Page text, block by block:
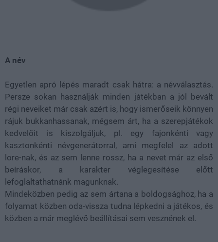
A név
Egyetlen apró lépés maradt csak hátra: a névválasztás.
Persze sokan használják minden játékban a jól bevált
régi neveiket már csak azért is, hogy ismerőseik könnyen
rájuk bukkanhassanak, mégsem árt, ha a szerepjátékok
kedvelőit is kiszolgáljuk, pl. egy fajonkénti vagy
kasztonkénti névgenerátorral, ami megfelel az adott
lore-nak, és az sem lenne rossz, ha a nevet már az első
beíráskor, a karakter véglegesítése előtt
lefoglaltathatnánk magunknak.
Mindeközben pedig az sem ártana a boldogsághoz, ha a
folyamat közben oda-vissza tudna lépkedni a játékos, és
közben a már meglévő beállításai sem vesznének el.